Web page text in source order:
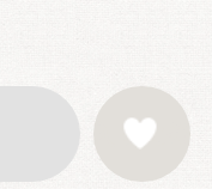
お気に入りに登